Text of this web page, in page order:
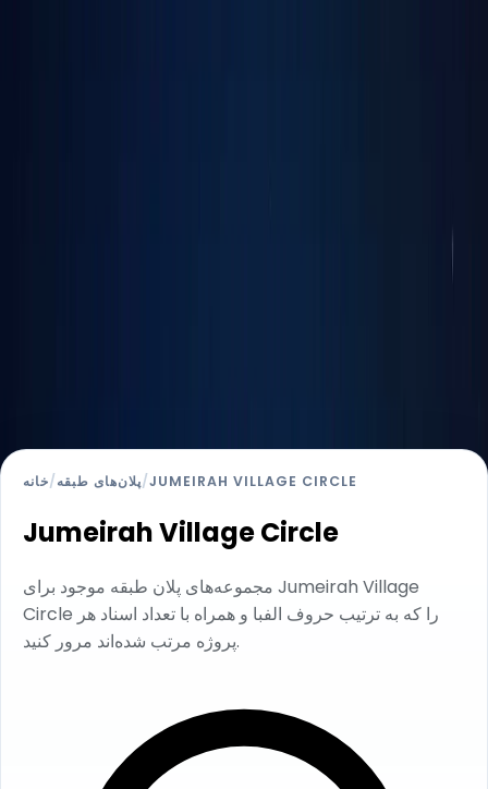
خانه/پلان‌های طبقه/JUMEIRAH VILLAGE CIRCLE
Jumeirah Village Circle
مجموعه‌های پلان طبقه موجود برای Jumeirah Village
Circle را که به ترتیب حروف الفبا و همراه با تعداد اسناد هر
پروژه مرتب شده‌اند مرور کنید.